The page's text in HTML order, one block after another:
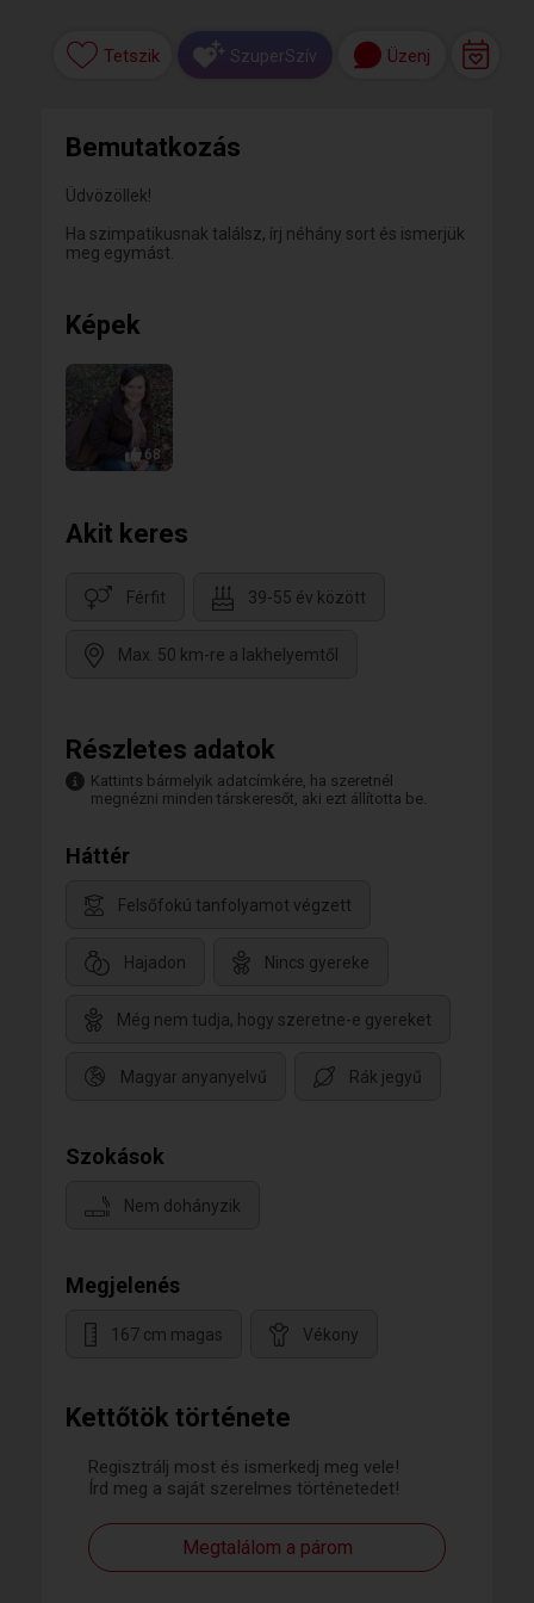
Kettőtök története
Regisztrálj most és ismerkedj meg vele!
Írd meg a saját szerelmes történetedet!
Megtalálom a párom
Tetszik SzuperSzív Üzenj
Bemutatkozás
Üdvözöllek!
Ha szimpatikusnak találsz, írj néhány sort és ismerjük
meg egymást.
Képek
68
Akit keres
Férfit 39-55 év között
Max. 50 km-re a lakhelyemtől
Részletes adatok
Kattints bármelyik adatcímkére, ha szeretnél
megnézni minden társkeresőt, aki ezt állította be.
Háttér
Felsőfokú tanfolyamot végzett
Hajadon Nincs gyereke
Még nem tudja, hogy szeretne-e gyereket
Magyar anyanyelvű Rák jegyű
Szokások
Nem dohányzik
Megjelenés
167 cm magas Vékony